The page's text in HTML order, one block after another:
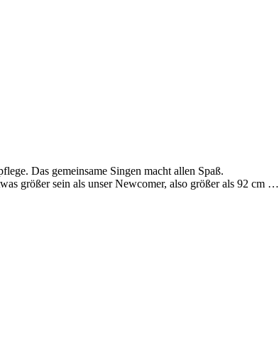
Das gemeinsame Singen macht allen Spaß.
größer sein als unser Newcomer, also größer als 92 cm …